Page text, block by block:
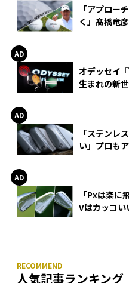
「アプロー
く」髙橋竜
オデッセイ
生まれの新
「ステンレ
い」プロも
「Pxは楽に
Vはカッコ
人気記事ランキング